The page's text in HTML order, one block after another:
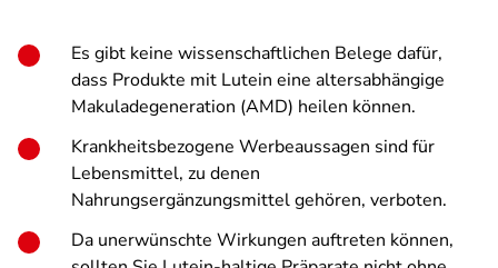
Es gibt keine wissenschaftlichen Belege dafür,
dass Produkte mit Lutein eine altersabhängige
Makuladegeneration (AMD) heilen können.
Krankheitsbezogene Werbeaussagen sind für
Lebensmittel, zu denen
Nahrungsergänzungsmittel gehören, verboten.
Da unerwünschte Wirkungen auftreten können,